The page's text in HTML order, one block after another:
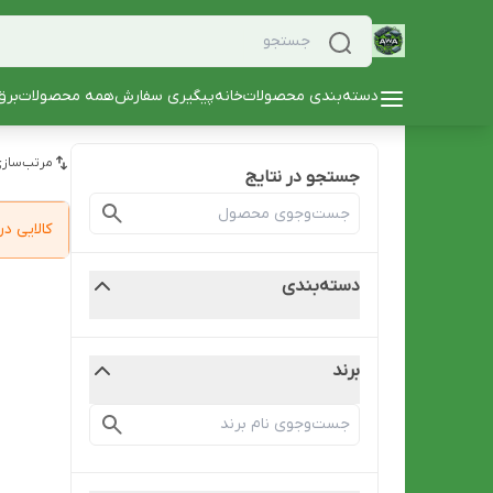
دسته‌بندی محصولاتخانهپیگیری سفارشهمه محصولات
جستجو در نتایج
دسته‌بندی
برند